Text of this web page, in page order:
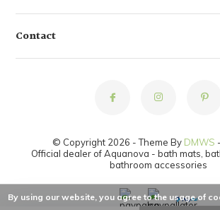
Contact
© Copyright 2026 - Theme By DMWS -
Official dealer of Aquanova - bath mats,
bathroom accessories
By using our website, you agree to the usage of